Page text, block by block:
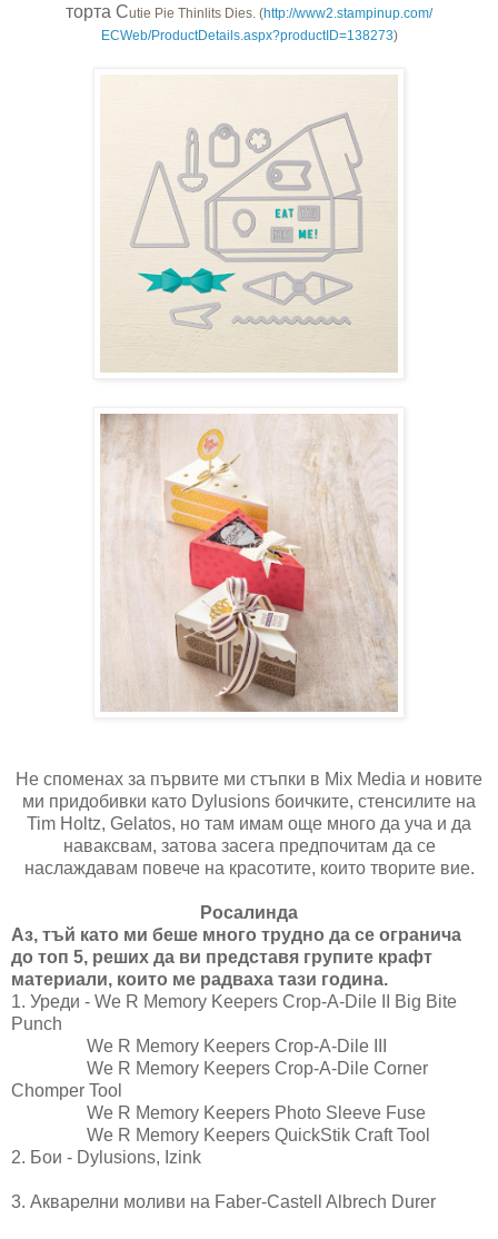
торта Cutie Pie Thinlits Dies. (http://www2.stampinup.com/
ECWeb/ProductDetails.aspx?productID=138273)
Не споменах за първите ми стъпки в Mix Media и новите
ми придобивки като Dylusions боичките, стенсилите на
Tim Holtz, Gelatos, но там имам още много да уча и да
наваксвам, затова засега предпочитам да се
наслаждавам повече на красотите, които творите вие.
Росалинда
Аз, тъй като ми беше много трудно да се огранича
до топ 5, реших да ви представя групите крафт
материали, които ме радваха тази година.
1. Уреди - We R Memory Keepers Crop-A-Dile II Big Bite
Punch
We R Memory Keepers Crop-A-Dile III
We R Memory Keepers Crop-A-Dile Corner
Chomper Tool
We R Memory Keepers Photo Sleeve Fuse
We R Memory Keepers QuickStik Craft Tool
2. Бои - Dylusions, Izink
3. Акварелни моливи на Faber-Castell Albrech Durer